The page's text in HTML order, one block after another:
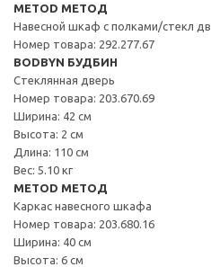
METOD МЕТОД
Навесной шкаф с полками/стекл дв
Номер товара: 292.277.67
BODBYN БУДБИН
Стеклянная дверь
Номер товара: 203.670.69
Ширина: 42 см
Высота: 2 см
Длина: 110 см
Вес: 5.10 кг
METOD МЕТОД
Каркас навесного шкафа
Номер товара: 203.680.16
Ширина: 40 см
Высота: 6 см